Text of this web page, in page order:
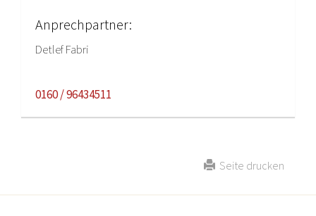
Anprechpartner:
Detlef Fabri
0160 / 96434511
Seite drucken